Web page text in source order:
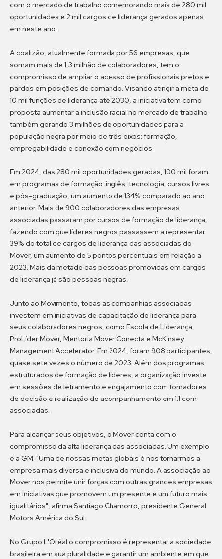
com o mercado de trabalho comemorando mais de 280 mil
oportunidades e 2 mil cargos de liderança gerados apenas
em neste ano.
A coalizão, atualmente formada por 56 empresas, que
somam mais de 1,3 milhão de colaboradores, tem o
compromisso de ampliar o acesso de profissionais pretos e
pardos em posições de comando. Visando atingir a meta de
10 mil funções de liderança até 2030, a iniciativa tem como
proposta aumentar a inclusão racial no mercado de trabalho
também gerando 3 milhões de oportunidades para a
população negra por meio de três eixos: formação,
empregabilidade e conexão com negócios.
Em 2024, das 280 mil oportunidades geradas, 100 mil foram
em programas de formação: inglês, tecnologia, cursos livres
e pós-graduação, um aumento de 134% comparado ao ano
anterior. Mais de 900 colaboradores das empresas
associadas passaram por cursos de formação de liderança,
fazendo com que líderes negros passassem a representar
39% do total de cargos de liderança das associadas do
Mover, um aumento de 5 pontos percentuais em relação a
2023. Mais da metade das pessoas promovidas em cargos
de liderança já são pessoas negras.
Junto ao Movimento, todas as companhias associadas
investem em iniciativas de capacitação de liderança para
seus colaboradores negros, como Escola de Liderança,
ProLíder Mover, Mentoria Mover Conecta e McKinsey
Management Accelerator. Em 2024, foram 908 participantes,
quase sete vezes o número de 2023. Além dos programas
estruturados de formação de líderes, a organização investe
em sessões de letramento e engajamento com tomadores
de decisão e realização de acompanhamento em 1:1 com
associadas.
Para alcançar seus objetivos, o Mover conta com o
compromisso da alta liderança das associadas. Um exemplo
é a GM. "Uma de nossas metas globais é nos tornarmos a
empresa mais diversa e inclusiva do mundo. A associação ao
Mover nos permite unir forças com outras grandes empresas
em iniciativas que promovem um presente e um futuro mais
igualitários", afirma Santiago Chamorro, presidente General
Motors América do Sul.
No Grupo L'Oréal o compromisso é representar a sociedade
brasileira em sua pluralidade e garantir um ambiente em que